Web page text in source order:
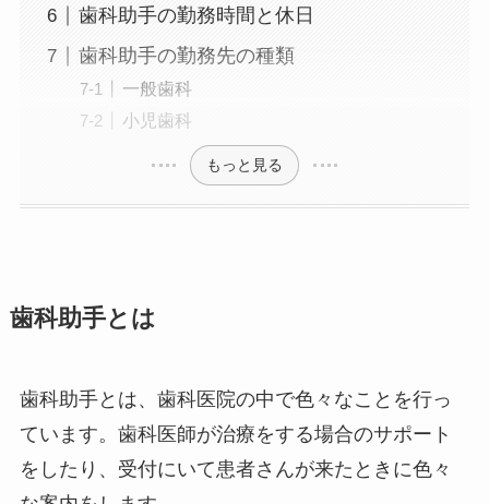
歯科助手の勤務時間と休日
歯科助手の勤務先の種類
一般歯科
小児歯科
もっと見る
歯科助手とは
歯科助手とは、歯科医院の中で色々なことを行っ
ています。歯科医師が治療をする場合のサポート
をしたり、受付にいて患者さんが来たときに色々